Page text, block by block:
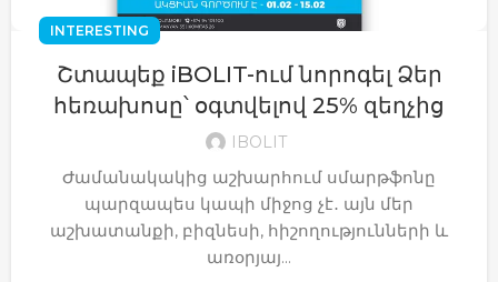
INTERESTING
Շտապեք iBOLIT-ում նորոգել Ձեր
հեռախոսը՝ օգտվելով 25% զեղչից
IBOLIT
Ժամանակակից աշխարհում սմարթֆոնը
պարզապես կապի միջոց չէ․ այն մեր
աշխատանքի, բիզնեսի, հիշողությունների և
առօրյայ...